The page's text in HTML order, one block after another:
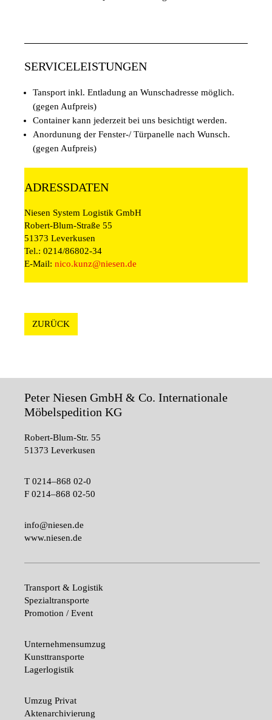
SERVICELEISTUNGEN
Tansport inkl. Entladung an Wunschadresse möglich.
(gegen Aufpreis)
Container kann jederzeit bei uns besichtigt werden.
Anordunung der Fenster-/ Türpanelle nach Wunsch.
(gegen Aufpreis)
ADRESSDATEN
Niesen System Logistik GmbH
Robert-Blum-Straße 55
51373 Leverkusen
Tel.: 0214/86802-34
E-Mail: nico.kunz@niesen.de
ZURÜCK
Peter Niesen GmbH & Co. Internationale
Möbelspedition KG
Robert-Blum-Str. 55
51373 Leverkusen
T 0214–868 02-0
F 0214–868 02-50
info@niesen.de
www.niesen.de
Transport & Logistik
Spezialtransporte
Promotion / Event
Unternehmensumzug
Kunsttransporte
Lagerlogistik
Umzug Privat
Aktenarchivierung